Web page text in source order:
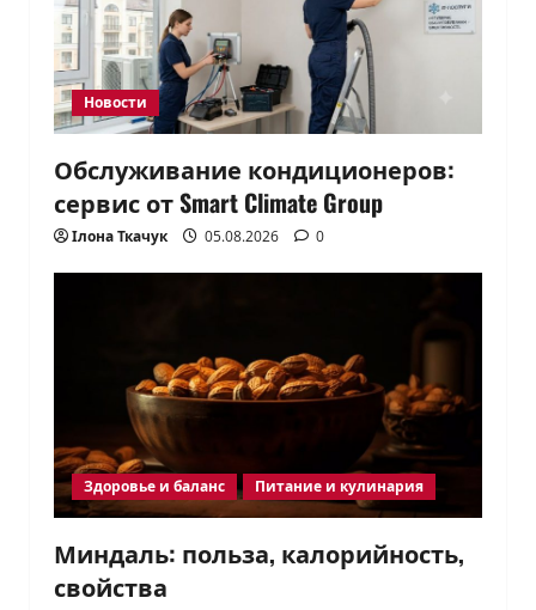
Новости
Обслуживание кондиционеров:
сервис от Smart Climate Group
Ілона Ткачук 05.08.2026 0
Здоровье и баланс Питание и кулинария
Миндаль: польза, калорийность,
свойства